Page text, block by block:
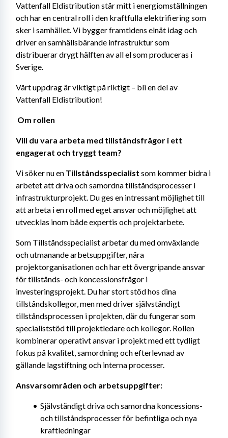
Vattenfall Eldistribution står mitt i energiomställningen
och har en central roll i den kraftfulla elektrifiering som
sker i samhället. Vi bygger framtidens elnät idag och
driver en samhällsbärande infrastruktur som
distribuerar drygt hälften av all el som produceras i
Sverige.
Vårt uppdrag är viktigt på riktigt – bli en del av
Vattenfall Eldistribution!
Om rollen
Vill du vara arbeta med tillståndsfrågor i ett
engagerat och tryggt team?
Vi söker nu en Tillståndsspecialist som kommer bidra i
arbetet att driva och samordna tillståndsprocesser i
infrastrukturprojekt. Du ges en intressant möjlighet till
att arbeta i en roll med eget ansvar och möjlighet att
utvecklas inom både expertis och projektarbete.
Som Tillståndsspecialist arbetar du med omväxlande
och utmanande arbetsuppgifter, nära
projektorganisationen och har ett övergripande ansvar
för tillstånds- och koncessionsfrågor i
investeringsprojekt. Du har stort stöd hos dina
tillståndskollegor, men med driver självständigt
tillståndsprocessen i projekten, där du fungerar som
specialiststöd till projektledare och kollegor. Rollen
kombinerar operativt ansvar i projekt med ett tydligt
fokus på kvalitet, samordning och efterlevnad av
gällande lagstiftning och interna processer.
Ansvarsområden och arbetsuppgifter:
Självständigt driva och samordna koncessions-
och tillståndsprocesser för befintliga och nya
kraftledningar